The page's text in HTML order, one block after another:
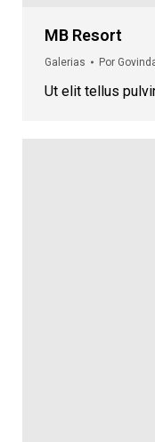
MB Resort
Galerias Por
Ut elit tellus